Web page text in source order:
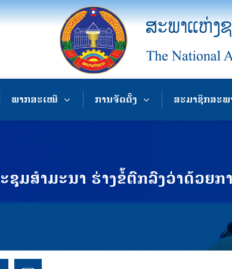
ພາກສະເໜີ ການຈັດຕັ້ງ ສະມາຊິກສະພ
ຊຸມສຳມະນາ ຮ່າງຂໍ້ຕົກລົງວ່າດ້ວຍ